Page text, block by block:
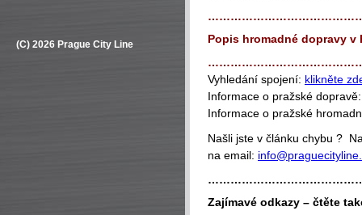
(C) 2026 Prague City Line
Popis hromadné dopravy v
Vyhledání spojení: klikněte
Informace o pražské
Informace o pražské
Našli jste v článku chybu ?
na email:
Zajímavé odkazy – čtěte